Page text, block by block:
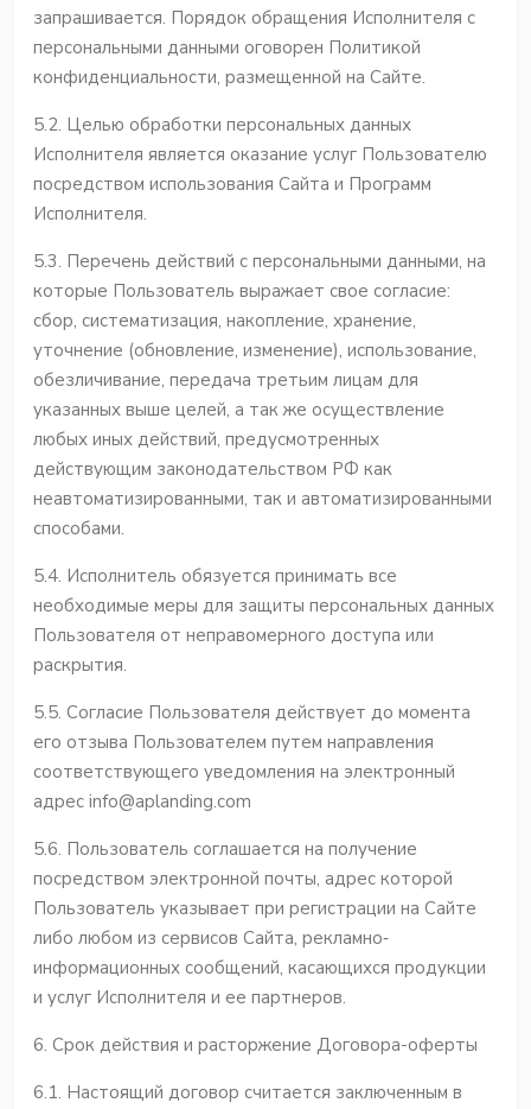
запрашивается. Порядок обращения Исполнителя с
персональными данными оговорен Политикой
конфиденциальности, размещенной на Сайте.
5.2. Целью обработки персональных данных
Исполнителя является оказание услуг Пользователю
посредством использования Сайта и Программ
Исполнителя.
5.3. Перечень действий с персональными данными, на
которые Пользователь выражает свое согласие:
сбор, систематизация, накопление, хранение,
уточнение (обновление, изменение), использование,
обезличивание, передача третьим лицам для
указанных выше целей, а так же осуществление
любых иных действий, предусмотренных
действующим законодательством РФ как
неавтоматизированными, так и автоматизированными
способами.
5.4. Исполнитель обязуется принимать все
необходимые меры для защиты персональных данных
Пользователя от неправомерного доступа или
раскрытия.
5.5. Согласие Пользователя действует до момента
его отзыва Пользователем путем направления
соответствующего уведомления на электронный
адрес info@aplanding.com
5.6. Пользователь соглашается на получение
посредством электронной почты, адрес которой
Пользователь указывает при регистрации на Сайте
либо любом из сервисов Сайта, рекламно‐
информационных сообщений, касающихся продукции
и услуг Исполнителя и ее партнеров.
6. Срок действия и расторжение Договора-оферты
6.1. Настоящий договор считается заключенным в